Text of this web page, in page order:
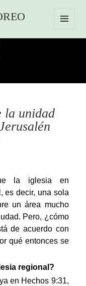
la unidad
la iglesia en
es decir, una sola
un área mucho
Pero, ¿cómo
de acuerdo con
qué entonces se
regional?
en Hechos 9:31,